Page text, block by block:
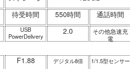
待受時間 550時間 通話時間
USB
PowerDelivery
2.0
その他急速充
電
F1.88 デジタル8倍 1/1.5型センサー